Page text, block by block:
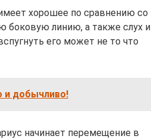
хорошее по сравнению со
боковую линию, а также слух и
его может не то что
и добычливо!
начинает перемещение в